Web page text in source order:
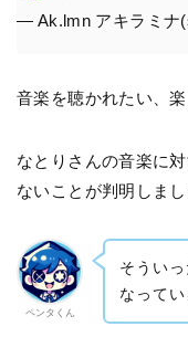
— Ak.lmn アキラミナ
音楽を聴かれたい、
なとりさんの音楽に
ないことが判明しまし
ペンタくん
そうい
なってい